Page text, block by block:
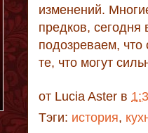
изменений.
предков,
подозреваем, что
те, что могут
от Lucia Aster в
Тэги: история,